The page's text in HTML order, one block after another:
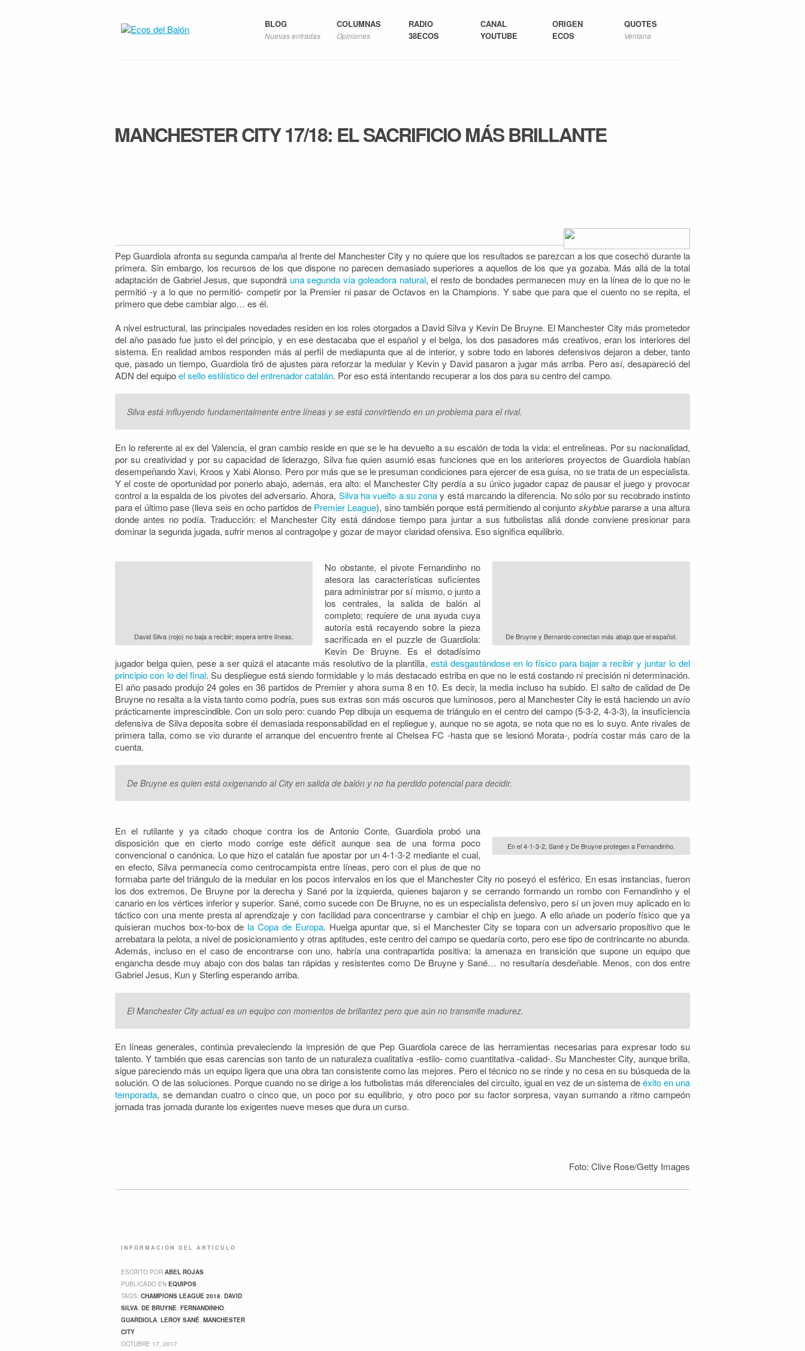
BLOG
Nuevas entradas
COLUMNAS
Opiniones
RADIO
38ECOS
CANAL
YOUTUBE
ORIGEN
ECOS
QUOTES
Ventana
MANCHESTER CITY 17/18: EL SACRIFICIO MÁS BRILLANTE
Pep Guardiola afronta su segunda campaña al frente del Manchester City y no quiere que los resultados se parezcan a los que cosechó durante la
primera. Sin embargo, los recursos de los que dispone no parecen demasiado superiores a aquellos de los que ya gozaba. Más allá de la total
adaptación de Gabriel Jesus, que supondrá una segunda vía goleadora natural, el resto de bondades permanecen muy en la línea de lo que no le
permitió -y a lo que no permitió- competir por la Premier ni pasar de Octavos en la Champions. Y sabe que para que el cuento no se repita, el
primero que debe cambiar algo… es él.
A nivel estructural, las principales novedades residen en los roles otorgados a David Silva y Kevin De Bruyne. El Manchester City más prometedor
del año pasado fue justo el del principio, y en ese destacaba que el español y el belga, los dos pasadores más creativos, eran los interiores del
sistema. En realidad ambos responden más al perfil de mediapunta que al de interior, y sobre todo en labores defensivos dejaron a deber, tanto
que, pasado un tiempo, Guardiola tiró de ajustes para reforzar la medular y Kevin y David pasaron a jugar más arriba. Pero así, desapareció del
ADN del equipoel sello estilístico del entrenador catalán. Por eso está intentando recuperar a los dos para su centro del campo.
Silva está influyendo fundamentalmente entre líneas y se está convirtiendo en un problema para el rival.
En lo referente al ex del Valencia, el gran cambio reside en que se le ha devuelto a su escalón de toda la vida: el entrelineas. Por su nacionalidad,
por su creatividad y por su capacidad de liderazgo, Silva fue quien asumió esas funciones que en los anteriores proyectos de Guardiola habían
desempeñando Xavi, Kroos y Xabi Alonso. Pero por más que se le presuman condiciones para ejercer de esa guisa, no se trata de un especialista.
Y el coste de oportunidad por ponerlo abajo, además, era alto: el Manchester City perdía a su único jugador capaz de pausar el juego y provocar
control a la espalda de los pivotes del adversario. Ahora, Silva ha vuelto a su zonay está marcando la diferencia. No sólo por su recobrado instinto
para el último pase (lleva seis en ocho partidos de Premier League), sino también porque está permitiendo al conjunto skybluepararse a una altura
donde antes no podía. Traducción: el Manchester City está dándose tiempo para juntar a sus futbolistas allá donde conviene presionar para
dominar la segunda jugada, sufrir menos al contragolpe y gozar de mayor claridad ofensiva. Eso significa equilibrio.
David Silva (rojo) no baja a recibir; espera entre líneas. De Bruyne y Bernardo conectan más abajo que el español.
No obstante, el pivote Fernandinho no
atesora las características suficientes
para administrar por sí mismo, o junto a
los centrales, la salida de balón al
completo; requiere de una ayuda cuya
autoría está recayendo sobre la pieza
sacrificada en el puzzle de Guardiola:
Kevin De Bruyne. Es el dotadísimo
jugador belga quien, pese a ser quizá el atacante más resolutivo de la plantilla, está desgastándose en lo físico para bajar a recibir y juntar lo del
principio con lo del final. Su despliegue está siendo formidable y lo más destacado estriba en que no le está costando ni precisión ni determinación.
El año pasado produjo 24 goles en 36 partidos de Premier y ahora suma 8 en 10. Es decir, la media incluso ha subido. El salto de calidad de De
Bruyne no resalta a la vista tanto como podría, pues sus extras son más oscuros que luminosos, pero al Manchester City le está haciendo un avío
prácticamente imprescindible. Con un solo pero: cuando Pep dibuja un esquema de triángulo en el centro del campo (5-3-2, 4-3-3), la insuficiencia
defensiva de Silva deposita sobre él demasiada responsabilidad en el repliegue y, aunque no se agota, se nota que no es lo suyo. Ante rivales de
primera talla, como se vio durante el arranque del encuentro frente al Chelsea FC -hasta que se lesionó Morata-, podría costar más caro de la
cuenta.
De Bruyne es quien está oxigenando al City en salida de balón y no ha perdido potencial para decidir.
En el 4-1-3-2, Sané y De Bruyne protegen a Fernandinho.
En el rutilante y ya citado choque contra los de Antonio Conte, Guardiola probó una
disposición que en cierto modo corrige este déficit aunque sea de una forma poco
convencional o canónica. Lo que hizo el catalán fue apostar por un 4-1-3-2 mediante el cual,
en efecto, Silva permanecía como centrocampista entre líneas, pero con el plus de que no
formaba parte del triángulo de la medular en los pocos intervalos en los que el Manchester City no poseyó el esférico. En esas instancias, fueron
los dos extremos, De Bruyne por la derecha y Sané por la izquierda, quienes bajaron y se cerrando formando un rombo con Fernandinho y el
canario en los vértices inferior y superior. Sané, como sucede con De Bruyne, no es un especialista defensivo, pero sí un joven muy aplicado en lo
táctico con una mente presta al aprendizaje y con facilidad para concentrarse y cambiar el chip en juego. A ello añade un poderío físico que ya
quisieran muchos box-to-box de la Copa de Europa. Huelga apuntar que, si el Manchester City se topara con un adversario propositivo que le
arrebatara la pelota, a nivel de posicionamiento y otras aptitudes, este centro del campo se quedaría corto, pero ese tipo de contrincante no abunda.
Además, incluso en el caso de encontrarse con uno, habría una contrapartida positiva: la amenaza en transición que supone un equipo que
engancha desde muy abajo con dos balas tan rápidas y resistentes como De Bruyne y Sané… no resultaría desdeñable. Menos, con dos entre
Gabriel Jesus, Kun y Sterling esperando arriba.
El Manchester City actual es un equipo con momentos de brillantez pero que aún no transmite madurez.
En líneas generales, continúa prevaleciendo la impresión de que Pep Guardiola carece de las herramientas necesarias para expresar todo su
talento. Y también que esas carencias son tanto de un naturaleza cualitativa -estilo- como cuantitativa -calidad-. Su Manchester City, aunque brilla,
sigue pareciendo más un equipo ligera que una obra tan consistente como las mejores. Pero el técnico no se rinde y no cesa en su búsqueda de la
solución. O de las soluciones. Porque cuando no se dirige a los futbolistas más diferenciales del circuito, igual en vez de un sistema deéxito en una
temporada, se demandan cuatro o cinco que, un poco por su equilibrio, y otro poco por su factor sorpresa, vayan sumando a ritmo campeón
jornada tras jornada durante los exigentes nueve meses que dura un curso.
Foto: Clive Rose/Getty Images
INFORMACIÓN DEL ARTÍCULO
ESCRITO POR ABEL ROJAS
PUBLICADO EN EQUIPOS
TAGS: CHAMPIONS LEAGUE 2018, DAVID
SILVA, DE BRUYNE, FERNANDINHO,
GUARDIOLA, LEROY SANÉ, MANCHESTER
CITY
OCTUBRE 17, 2017